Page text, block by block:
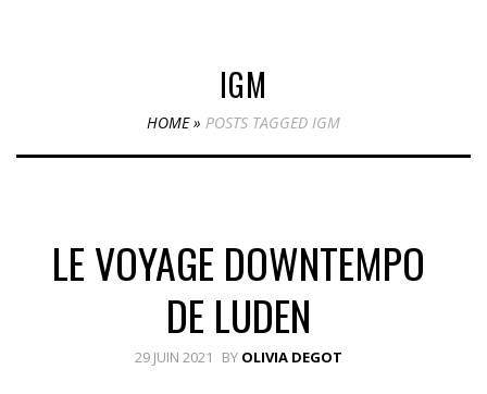
IGM
HOME» POSTS TAGGED IGM
LE VOYAGE DOWNTEMPO
DE LUDEN
29 JUIN 2021 BY OLIVIA DEGOT